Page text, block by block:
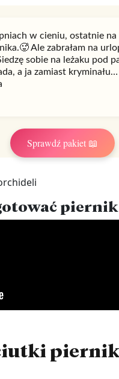
w cieniu, ostatnie na
Ale zabrałam na
sobie na leżaku pod
a ja zamiast
Sprawdź pakiet 📖
piernik